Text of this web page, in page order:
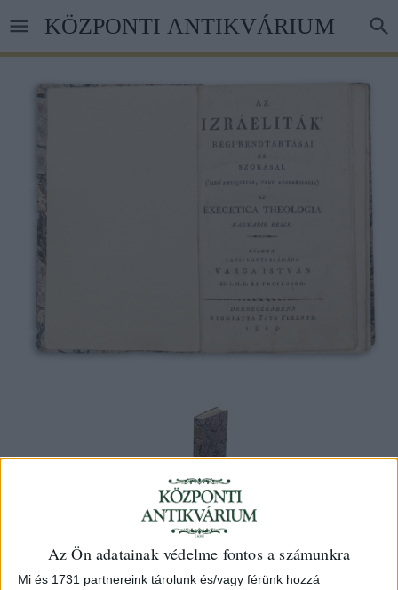
Az Ön adatainak védelme fontos a számunkra
Mi és 1731 partnereink tárolunk és/vagy férünk hozzá
tartalomra
KÖZPONTI ANTIKVÁRIUM
Varga István
Az Izráeliták' régi rendtartásai és